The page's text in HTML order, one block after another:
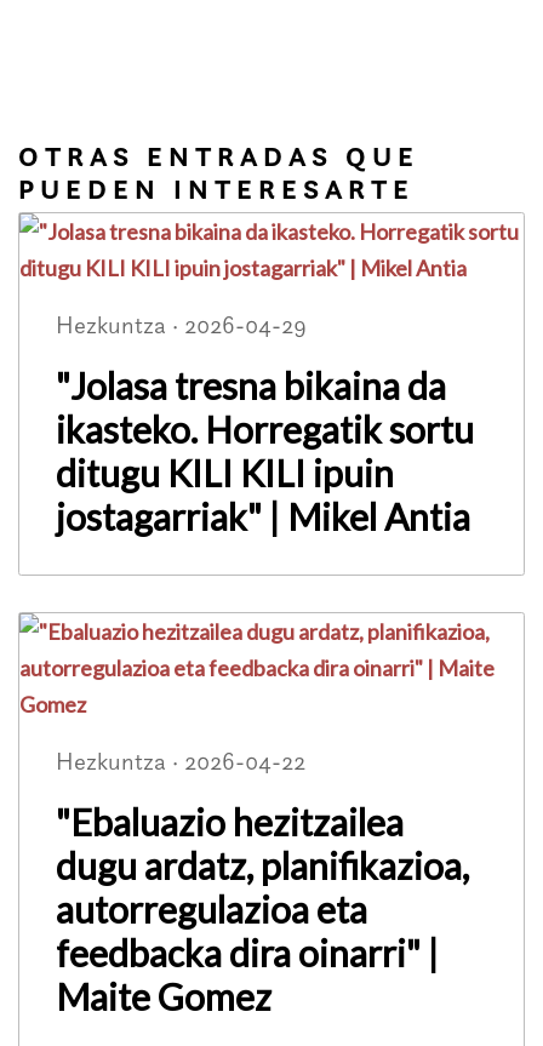
OTRAS ENTRADAS QUE
PUEDEN INTERESARTE
Hezkuntza · 2026-04-29
"Jolasa tresna bikaina da
ikasteko. Horregatik sortu
ditugu KILI KILI ipuin
jostagarriak" | Mikel Antia
Hezkuntza · 2026-04-22
"Ebaluazio hezitzailea
dugu ardatz, planifikazioa,
autorregulazioa eta
feedbacka dira oinarri" |
Maite Gomez